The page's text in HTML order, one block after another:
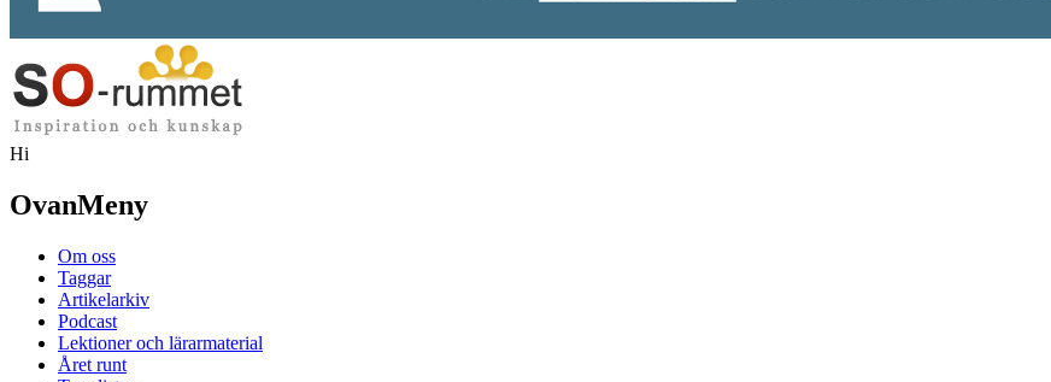
Hi
OvanMeny
Om oss
Taggar
Artikelarkiv
Podcast
Lektioner och lärarmaterial
Året runt